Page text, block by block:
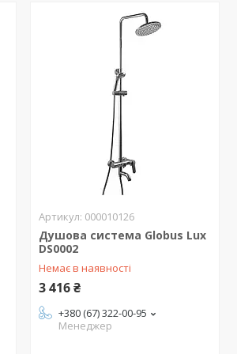
000010126
Душова система Globus Lux
DS0002
Немає в наявності
3 416 ₴
+380 (67) 322-00-95
Менеджер